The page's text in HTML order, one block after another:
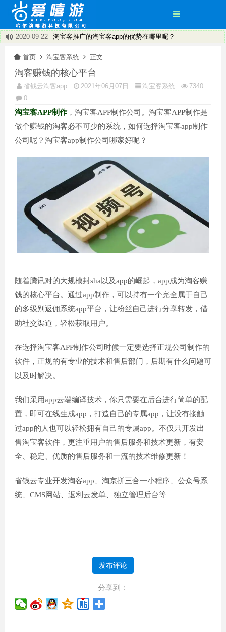
2020-09-22
淘宝客推广的淘宝客app的优势在哪里呢？
2020-09-22
淘宝客APP总体可以分为两大类：共享APP和独立APP
2020-09-22
淘宝客有了新方向——淘宝客app
2020-09-22
饿了么返利程序~打造专属您的小程序
2020-09-22
2020-09-22
盘点淘客APP运营技巧
2020-09-22
淘宝客返利机器人推广引流的经验
首页 淘宝客系统 正文
淘客赚钱的核心平台
省钱云淘客app 2021年06月07日 淘宝客系统
7340
0
淘宝客APP制作，淘宝客APP制作公司。淘宝客APP制作是
做个赚钱的淘客必不可少的系统，如何选择淘宝客app制作
公司呢？淘宝客app制作公司哪家好呢？
随着腾讯对的大规模封sha以及app的崛起，app成为淘客赚
钱的核心平台。通过app制作，可以持有一个完全属于自己
的多级别返佣系统app平台，让粉丝自己进行分享转发，借
助社交渠道，轻松获取用户。
在选择淘宝客APP制作公司时候一定要选择正规公司制作的
软件，正规的有专业的技术和售后部门，后期有什么问题可
以及时解决。
我们采用app云端编译技术，你只需要在后台进行简单的配
置，即可在线生成app，打造自己的专属app，让没有接触
过app的人也可以轻松拥有自己的专属app。不仅只开发出
售淘宝客软件，更注重用户的售后服务和技术更新，有安
全、稳定、优质的售后服务和一流的技术维修更新！
省钱云专业开发淘客app、淘京拼三合一小程序、公众号系
统、CMS网站、返利云发单、独立管理后台等
发布评论
分享到：